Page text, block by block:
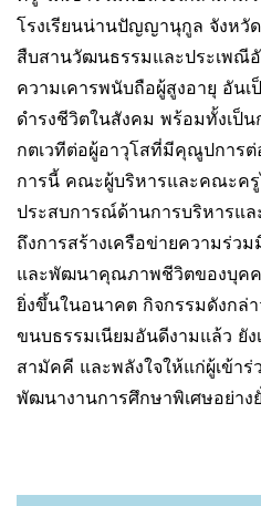
โรงเรียนน่านปัญญานุกูล จังหวั
สืบสานวัฒนธรรมและประเพณี
ความเคารพนับถือผู้สูงอายุ อัน
ดำรงชีวิตในสังคม พร้อมทั้งเป็
กตเวทีต่อผู้อาวุโสที่มีคุณูปการ
การนี้ คณะผู้บริหารและคณะครู
ประสบการณ์ด้านการบริหารแล
ถึงการสร้างเครือข่ายความร่ว
และพัฒนาคุณภาพชีวิตของบุค
ยิ่งขึ้นในอนาคต กิจกรรมดังกล่
ขนบธรรมเนียมอันดีงามแล้ว ยั
สามัคคี และพลังใจให้แก่ผู้เข้า
พัฒนางานการศึกษาพิเศษอย่าง